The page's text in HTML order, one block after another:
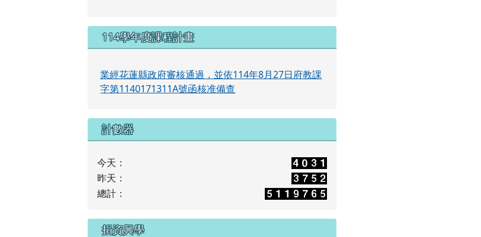
114學年度課程計畫
業經花蓮縣政府審核通過，並依114年8月27日府教課
字第1140171311A號函核准備查
計數器
今天：
昨天：
總計：
捐資興學